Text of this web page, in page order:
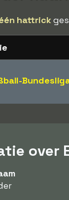
hattrick
over